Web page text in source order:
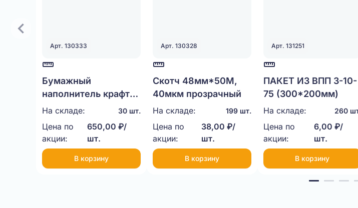
Арт. 130333
Бумажный
наполнитель крафт
3,8мм, 1кг.
На складе: 30 шт.
Цена по
акции:
650,00 ₽/
шт.
В корзину
Арт. 130328
Скотч 48мм*50М,
40мкм прозрачный
На складе: 199 шт.
Цена по
акции:
38,00 ₽/
шт.
В корзину
Арт. 131251
ПАКЕТ ИЗ ВПП 3-10-
75 (300*200мм)
На складе: 260
Цена по
акции:
6,00 ₽/
шт.
В корзину